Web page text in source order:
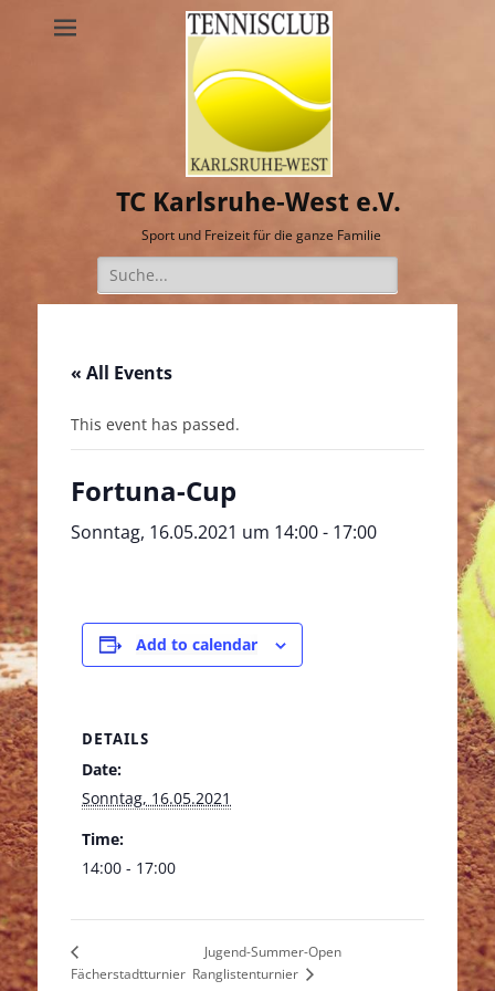
TC Karlsruhe-West e.V.
Sport und Freizeit für die ganze Familie
Suche
nach:
« All Events
This event has passed.
Fortuna-Cup
Sonntag, 16.05.2021 um 14:00- 17:00
Add to calendar
DETAILS
Date:
Sonntag, 16.05.2021
Time:
14:00 - 17:00
Fächerstadtturnier
Jugend-Summer-Open
Ranglistenturnier